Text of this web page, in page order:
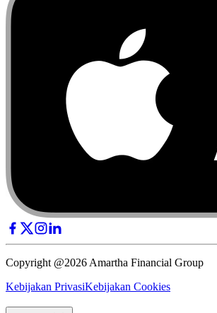
Copyright @2026 Amartha Financial Group
Kebijakan PrivasiKebijakan Cookies